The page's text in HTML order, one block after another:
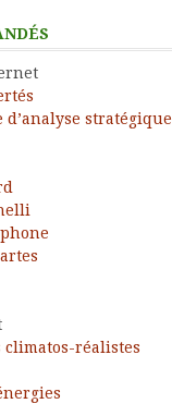
d’analyse stratégique
climatos-réalistes